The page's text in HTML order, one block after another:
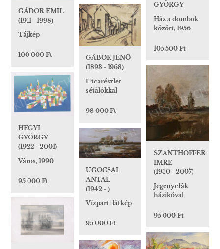
GYÖRGY
Ház a dombok
között, 1956
105 500 Ft
GÁDOR EMIL
(1911 - 1998)
Tájkép
100 000 Ft
GÁBOR JENŐ
(1893 - 1968)
Utcarészlet
sétálókkal
98 000 Ft
SZANTHOFFER
IMRE
(1930 - 2007)
Jegenyefák
házikóval
95 000 Ft
HEGYI
GYÖRGY
(1922 - 2001)
Város, 1990
95 000 Ft
UGOCSAI
ANTAL
(1942 - )
Vízparti látkép
95 000 Ft